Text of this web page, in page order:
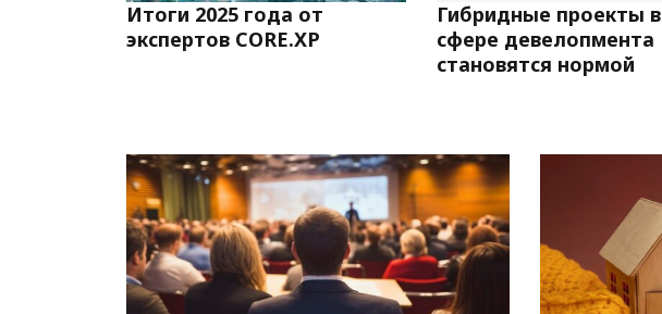
Итоги 2025 года от
экспертов CORE.XP
Гибридные проекты в
сфере девелопмента
становятся нормой